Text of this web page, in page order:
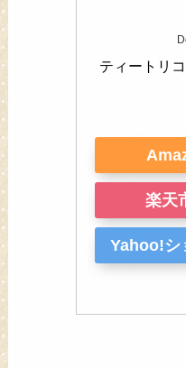
ティートリ
楽天
Yahoo!シ